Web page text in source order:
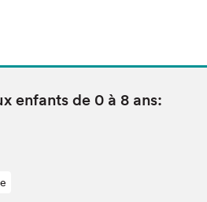
enfants de 0à 8ans: